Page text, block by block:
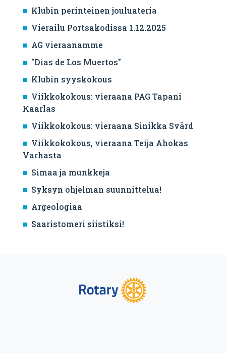
Klubin perinteinen jouluateria
Vierailu Portsakodissa 1.12.2025
AG vieraanamme
"Dias de Los Muertos"
Klubin syyskokous
Viikkokokous: vieraana PAG Tapani
Kaarlas
Viikkokokous: vieraana Sinikka Svärd
Viikkokokous, vieraana Teija Ahokas
Varhasta
Simaa ja munkkeja
Syksyn ohjelman suunnittelua!
Argeologiaa
Saaristomeri siistiksi!